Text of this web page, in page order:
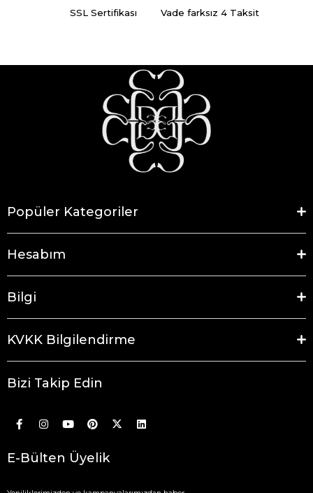
SSL Sertifikası Vade farksız 4 Taksit
Popüler Kategoriler
Hesabım
Bilgi
KVKK Bilgilendirme
Bizi Takip Edin
E-Bülten Üyelik